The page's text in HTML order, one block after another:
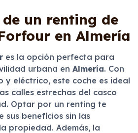
un renting de
en Almería
es la opción perfecta para
urbana en Almería. Con
y eléctrico, este coche es ideal
calles estrechas del casco
Optar por un renting te
sus beneficios sin las
propiedad. Además, la